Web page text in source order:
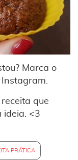
Marca o
que
ideia. <3
PRÁTICA